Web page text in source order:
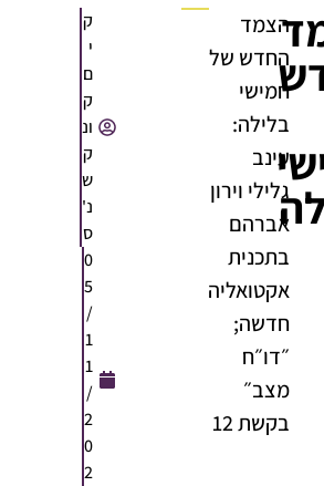
הצמד
החדש של
חמישי
בלילה:
עינב
גלילי וירון
אברהם
בתכנית
אקטואליה
חדשה;
״דו״ח
מצב״
בקשת 12
ק
י
ם
ק
ונ
ק
ש
נ'
ס
0
5
/
1
1
/
2
0
2